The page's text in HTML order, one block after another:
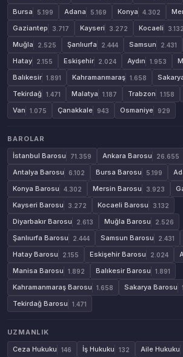
Bursa 5.199 Adana 5.169 Konya 4.302
Gaziantep 3.717 Kayseri 3.272 Kocaeli 3.132
Muğla 2.525 Şanlıurfa 2.444 Samsun 2.431
Hatay 2.155 Eskişehir 2.024 Aydın 1.953
Balıkesir 1.891 Kahramanmaraş 1.658
Tekirdağ 1.471 Malatya 1.187 Trabzon 1.158
Van 1.075 Çanakkale 943 Osmaniye 929
BAROLAR
İstanbul Barosu
71.359 Ankara Barosu 26.655
Antalya Barosu 6.102 Bursa Barosu 5.199
Konya Barosu 4.302 Mersin Barosu 3.923
Kayseri Barosu 3.272 Kocaeli Barosu 3.132
Diyarbakır Barosu 2.613 Muğla Barosu 2.526
Şanlıurfa Barosu 2.444 Samsun Barosu 2.431
Hatay Barosu 2.155 Eskişehir Barosu 2.024
Manisa Barosu 1.892 Balıkesir Barosu 1.891
Kahramanmaraş Barosu 1.658 Sakarya Barosu
Tekirdağ Barosu 1.471
UZMANLIK
Ceza Hukuku
146 İş Hukuku 132 Aile Hukuku